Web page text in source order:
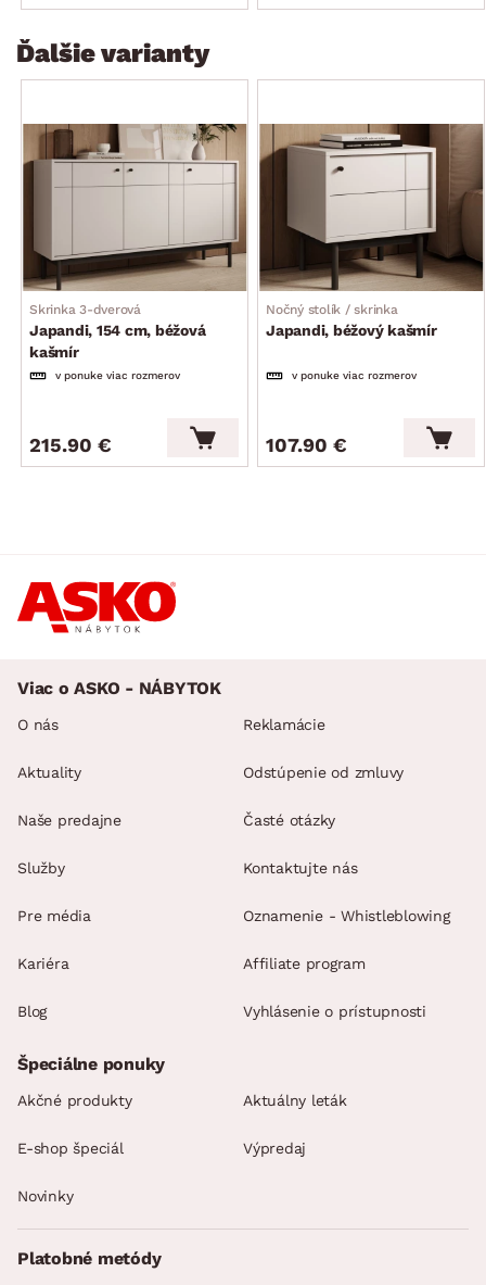
Ďalšie varianty
Skrinka 3-dverová
Japandi, 154 cm, béžová
kašmír
v ponuke viac rozmerov
215.90 €
Nočný stolík / skrinka
Japandi, béžový kašmír
v ponuke viac rozmerov
107.90 €
Viac o ASKO - NÁBYTOK
O nás
Aktuality
Naše predajne
Služby
Pre média
Kariéra
Blog
Reklamácie
Odstúpenie od zmluvy
Časté otázky
Kontaktujte nás
Oznamenie - Whistleblowing
Affiliate program
Vyhlásenie o prístupnosti
Špeciálne ponuky
Akčné produkty Aktuálny leták
E-shop špeciál Výpredaj
Novinky
Platobné metódy